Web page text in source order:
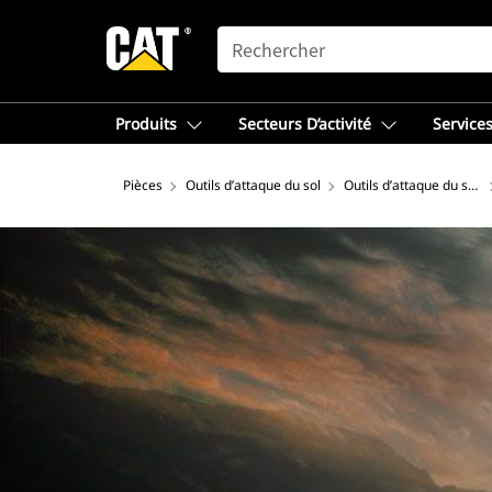
SEARCH
Produits Secteurs D’activité
Pièces Outils d’attaque du sol Outils d’attaque du sol